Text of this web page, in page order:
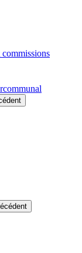
commissions